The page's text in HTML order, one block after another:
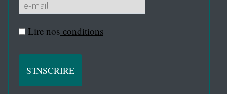
Lire nos conditions